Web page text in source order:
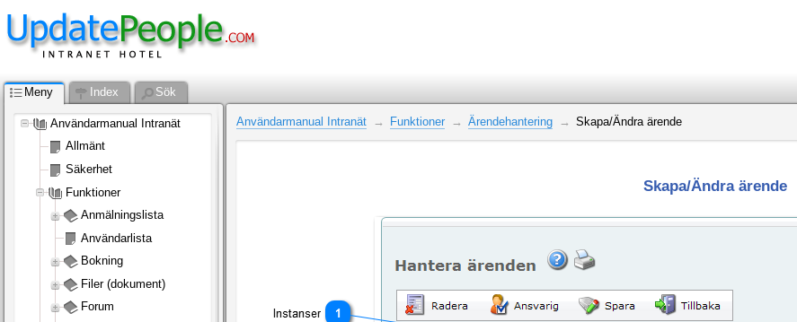
Meny Index Sök
Användarmanual Intranät
Allmänt
Säkerhet
Funktioner
Anmälningslista
Användarlista
Bokning
Filer (dokument)
Forum
Användarmanual Intranät Funktioner Ärendehantering Skapa/Ändra ärende
Skapa/Ändra ärende